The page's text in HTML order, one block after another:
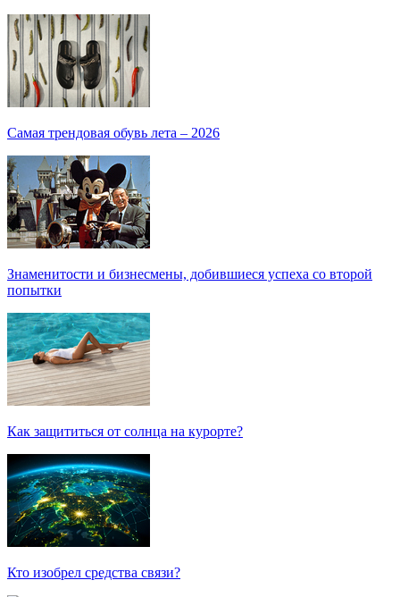
Самая трендовая обувь лета – 2026
Знаменитости и бизнесмены, добившиеся успеха со второй
попытки
Как защититься от солнца на курорте?
Кто изобрел средства связи?